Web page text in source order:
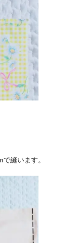
縫います。